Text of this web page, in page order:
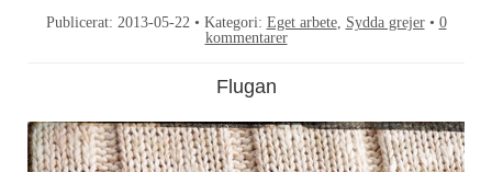
Publicerat: 2013-05-22• Kategori: Eget arbete, Sydda grejer• 0
kommentarer
Flugan